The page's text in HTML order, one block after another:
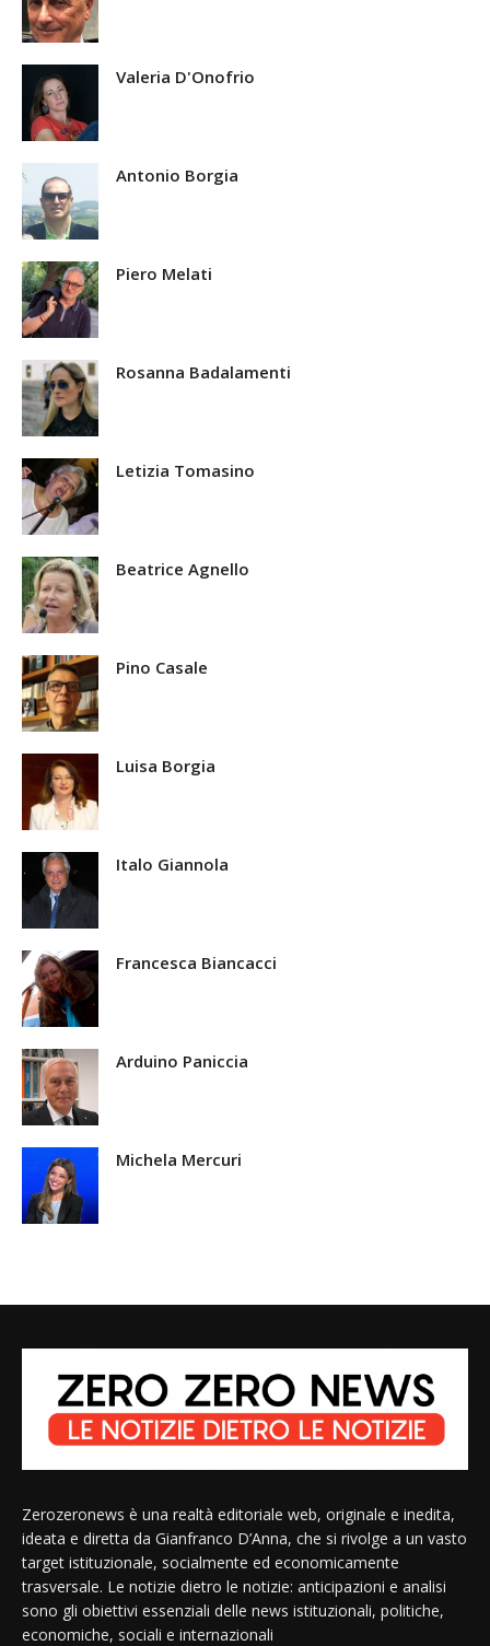
Valeria D'Onofrio
Antonio Borgia
Piero Melati
Rosanna Badalamenti
Letizia Tomasino
Beatrice Agnello
Pino Casale
Luisa Borgia
Italo Giannola
Francesca Biancacci
Arduino Paniccia
Michela Mercuri
Zerozeronews è una realtà editoriale web, originale e inedita,
ideata e diretta da Gianfranco D’Anna, che si rivolge a un vasto
target istituzionale, socialmente ed economicamente
trasversale. Le notizie dietro le notizie: anticipazioni e analisi
sono gli obiettivi essenziali delle news istituzionali, politiche,
economiche, sociali e internazionali